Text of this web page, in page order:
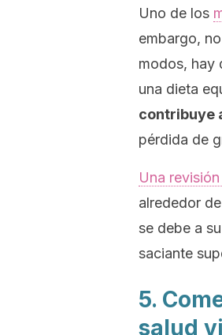
Uno de los
embargo,
modos, hay
una dieta
contribuye
pérdida de
Una
alrededor
se debe a
saciante
5.
salud